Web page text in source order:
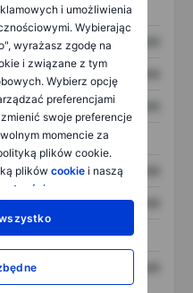
i umożliwienia
Wybierając
wyrażasz zgodę na
i związane z tym
Wybierz opcję
preferencjami
swoje preferencje
momencie za
plików cookie.
plików cookiei naszą
XXXXXXX XXXXXXX
XXXXXXX XXXXXXX
XXXXXXX XXXXXXX
XXXXXXX XXXXXXX
XXXXXXX XXXXXXX
XXXXXXX